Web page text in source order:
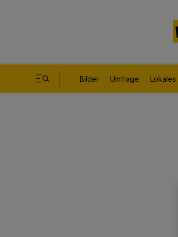
Bilder Umfrage Lokales